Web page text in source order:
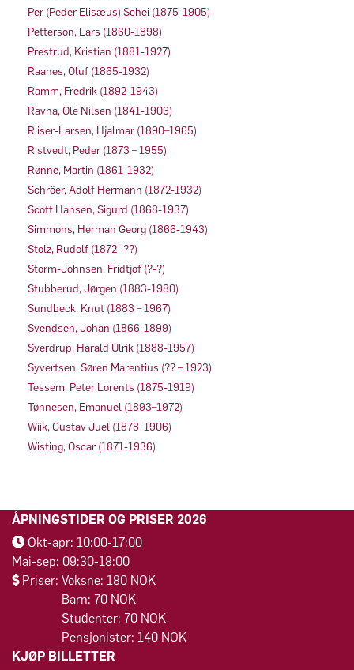
Per (Peder Elisæus) Schei (1875-1905)
Petterson, Lars (1860-1898)
Prestrud, Kristian (1881-1927)
Raanes, Oluf (1865-1932)
Ramm, Fredrik (1892-1943)
Ravna, Ole Nilsen (1841-1906)
Riiser-Larsen, Hjalmar (1890–1965)
Ristvedt, Peder (1873 – 1955)
Rønne, Martin (1861-1932)
Schröer, Adolf Hermann (1872-1932)
Scott Hansen, Sigurd (1868-1937)
Simmons, Herman Georg (1866-1943)
Stolz, Rudolf (1872- ??)
Storm-Johnsen, Fridtjof (?-?)
Stubberud, Jørgen (1883-1980)
Sundbeck, Knut (1883 – 1967)
Svendsen, Johan (1866-1899)
Sverdrup, Harald Ulrik (1888-1957)
Syvertsen, Søren Marentius (?? – 1923)
Tessem, Peter Lorents (1875-1919)
Tønnesen, Emanuel (1893–1972)
Wiik, Gustav Juel (1878–1906)
Wisting, Oscar (1871-1936)
ÅPNINGSTIDER OG PRISER 2026
Okt-apr: 10:00-17:00
Mai-sep: 09:30-18:00
Priser: Voksne: 180 NOK
Barn: 70 NOK
Studenter: 70 NOK
Pensjonister: 140 NOK
KJØP BILLETTER